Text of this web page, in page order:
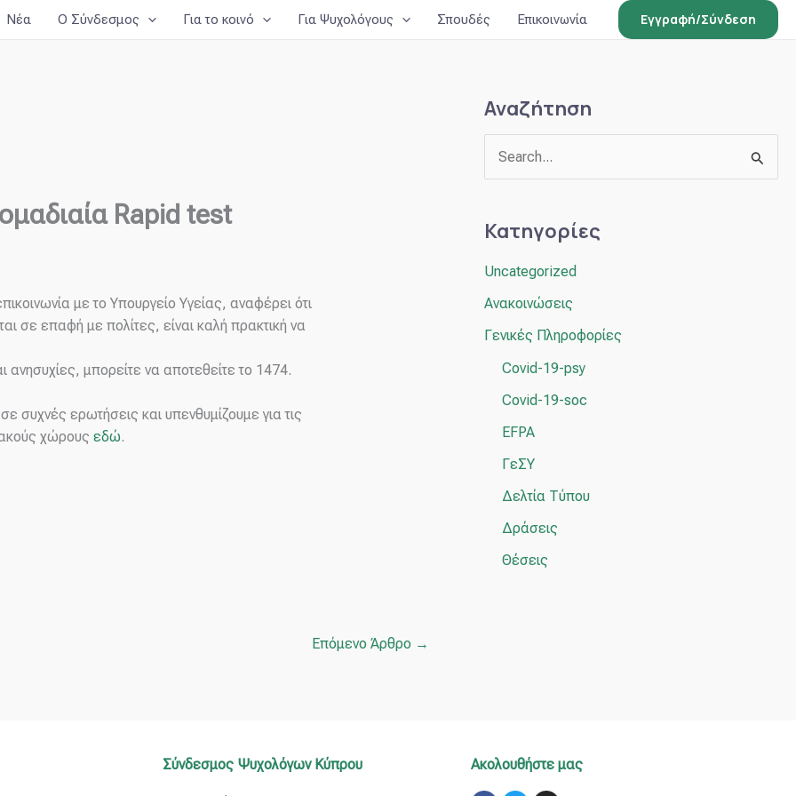
Νέα Ο Σύνδεσμος Για το κοινό Για Ψυχολόγους Σπουδές Επικοινωνία Εγγραφή/Σύνδεση
Rapid test
με το Υπουργείο Υγείας, αναφέρει ότι
σε επαφή με πολίτες, είναι καλή πρακτική να
μπορείτε να αποτεθείτε το 1474.
συχνές ερωτήσεις και υπενθυμίζουμε για τις
χώρους εδώ.
Επόμενο Άρθρο →
Αναζήτηση
ή
τ
η
Κατηγορίες
Uncategorized
Ανακοινώσεις
Γενικές Πληροφορίες
Covid-19-psy
Covid-19-soc
EFPA
ΓεΣΥ
Δελτία Τύπου
Δράσεις
Θέσεις
Σύνδεσμος Ψυχολόγων Κύπρου Ακολουθήστε μας